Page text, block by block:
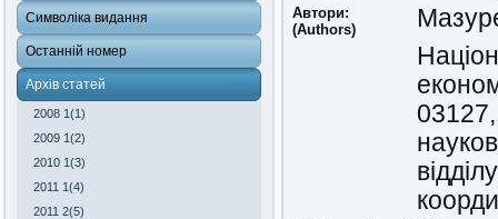
Символіка видання
Останній номер
Архів статей
2008 1(1)
2009 1(2)
2010 1(3)
2011 1(4)
2011 2(5)
Автори:
(Authors)